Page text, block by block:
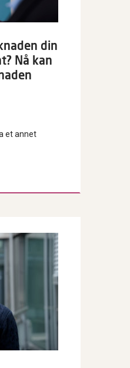
din
Nå kan
et annet